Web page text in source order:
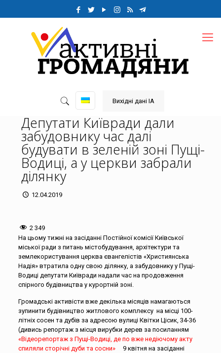
Вихідні дані ІА
Депутати Київради дали
забудовнику час далі
будувати в зеленій зоні Пущі-
Водиці, а у церкви забрали
ділянку
12.04.2019
2 349
На цьому тижні на засіданні Постійної комісії Київської
міської ради з питань містобудування, архітектури та
землекористування церква євангелістів «Християнська
Надія» втратила одну свою ділянку, а забудовнику у Пущі-
Водиці депутати Київради надали час на продовження
спірного будівництва у курортній зоні.
Громадські активісти вже декілька місяців намагаються
зупинити будівництво житлового комплексу на місці 100-
літніх сосен та дубів за адресою вулиці Квітки Цісик, 34-36
(дивись репортаж з місця вирубки дерев за посиланням
«Відеорепортаж з Пущі-Водиці, де по вже недіючому акту
спиляли сторічні дуби та сосни»9 квітня на засіданні